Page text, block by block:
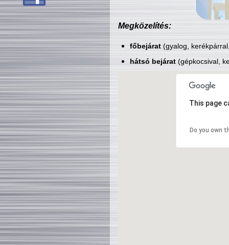
Megközelítés:
főbejárat(gyalog,
hátsó bejárat(gépkocsival,
This page
Do you own